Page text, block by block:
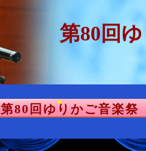
第80回
第80回ゆりかご音楽祭